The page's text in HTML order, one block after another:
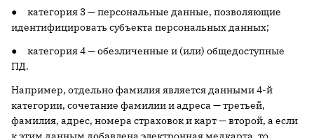
● категория 3 — персональные данные, позволяющие
идентифицировать субъекта персональных данных;
● категория 4 — обезличенные и (или) общедоступные
ПД.
Например, отдельно фамилия является данными 4-й
категории, сочетание фамилии и адреса — третьей,
фамилия, адрес, номера страховок и карт — второй, а если